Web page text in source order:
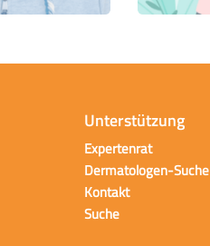
Unterstützung
Expertenrat
Dermatologen-Suche
Kontakt
Suche